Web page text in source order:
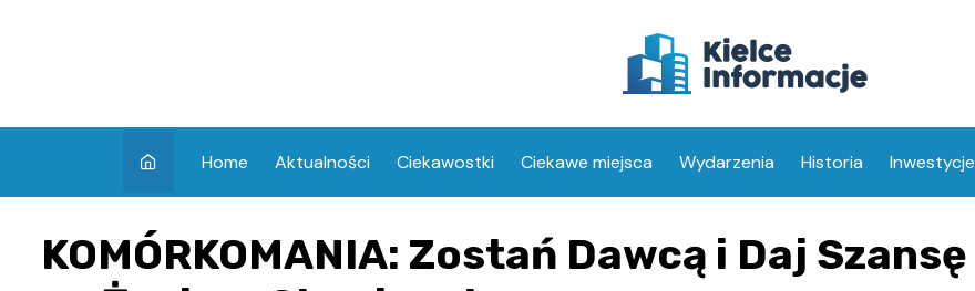
Home Aktualności Ciekawostki Ciekawe miejsca Wydarzenia Historia Inwestycje
KOMÓRKOMANIA: Zostań Dawcą i Daj Szansę